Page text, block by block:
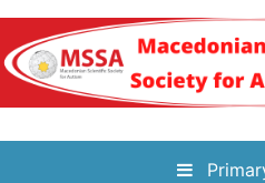
Skip
content